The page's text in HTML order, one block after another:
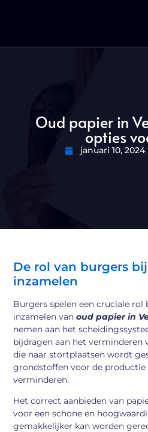
Oud papier in
opties
januari 10, 2024
De rol van burgers
inzamelen
Burgers spelen een cruciale rol
inzamelen vanoud papier in
nemen aan het
bijdragen aan het verminderen
die naar stortplaatsen wordt
grondstoffen voor de productie
verminderen.
Het correct aanbieden van
voor een schone en
gemakkelijker kan worden